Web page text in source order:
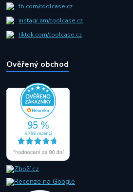
fb.com/coolcase.cz
instagr.am/coolcase.cz
tiktok.com/coolcase.cz
Ověřený obchod